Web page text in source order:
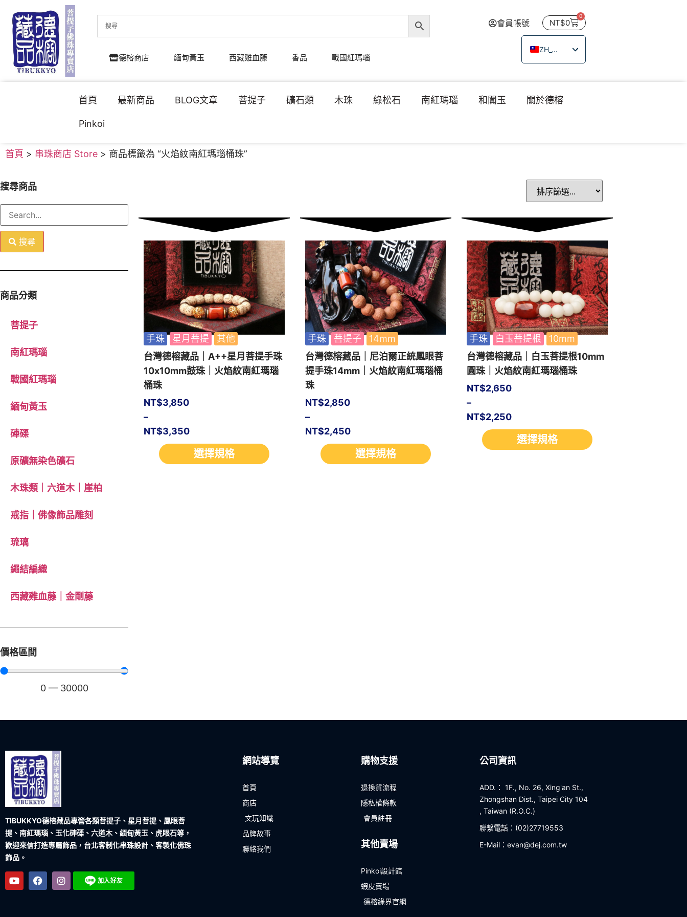
德榕商店 緬甸黃玉 西藏雞血藤 香品 戰國紅瑪瑙
會員帳號 NT$0
0
ZH_TW
EN
JA
TH
首頁 最新商品 BLOG文章 菩提子 礦石類 木珠 綠松石 南紅瑪瑙 和闐玉 關於德榕
Pinkoi
首頁 > 串珠商店 Store > 商品標籤為 “火焰紋南紅瑪瑙桶珠”
搜尋商品
搜尋
商品分類
菩提子
南紅瑪瑙
戰國紅瑪瑙
緬甸黃玉
硨磲
原礦無染色礦石
木珠類｜六道木｜崖柏
戒指｜佛像飾品雕刻
琉璃
繩結編織
西藏雞血藤｜金剛藤
價格區間
0 — 30000
手珠 星月菩提
其他
台灣德榕藏品｜A++星月菩提手珠
10x10mm鼓珠｜火焰紋南紅瑪瑙
桶珠
NT$3,350
–
NT$3,850
選擇規格
手珠 菩提子
14mm
台灣德榕藏品｜尼泊爾正統鳳眼菩
提手珠14mm｜火焰紋南紅瑪瑙桶
珠
NT$2,450
–
NT$2,850
選擇規格
手珠 白玉菩提根
10mm
台灣德榕藏品｜白玉菩提根10mm
圓珠｜火焰紋南紅瑪瑙桶珠
NT$2,250
–
NT$2,650
選擇規格
TIBUKKYO德榕藏品專營各類菩提子、星月菩提、鳳眼菩
提、南紅瑪瑙、玉化硨磲、六道木、緬甸黃玉、虎眼石等，
歡迎來信打造專屬飾品，台北客制化串珠設計、客製化佛珠
飾品。
網站導覽
首頁
商店
文玩知識
品牌故事
聯絡我們
購物支援
退換貨流程
隱私權條款
會員註冊
其他賣場
Pinkoi設計館
蝦皮賣場
德榕綠界官網
公司資訊
ADD.： 1F., No. 26, Xing'an St.,
Zhongshan Dist., Taipei City 104
, Taiwan (R.O.C.)
聯繫電話：(02)27719553
E-Mail：evan@dej.com.tw